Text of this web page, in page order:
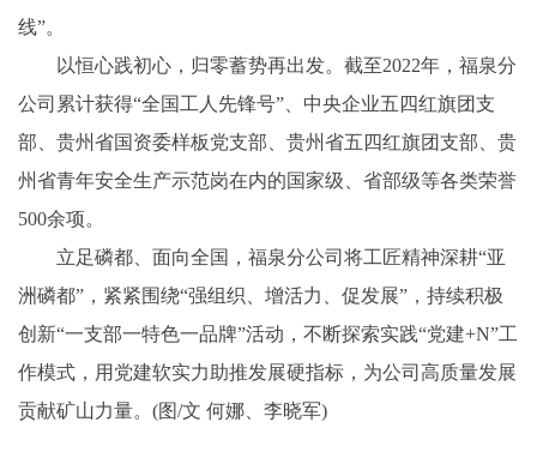
线”。
以恒心践初心，归零蓄势再出发。截至2022年，福泉分
公司累计获得“全国工人先锋号”、中央企业五四红旗团支
部、贵州省国资委样板党支部、贵州省五四红旗团支部、贵
州省青年安全生产示范岗在内的国家级、省部级等各类荣誉
500余项。
立足磷都、面向全国，福泉分公司将工匠精神深耕“亚
洲磷都”，紧紧围绕“强组织、增活力、促发展”，持续积极
创新“一支部一特色一品牌”活动，不断探索实践“党建+N”工
作模式，用党建软实力助推发展硬指标，为公司高质量发展
贡献矿山力量。(图/文 何娜、李晓军)